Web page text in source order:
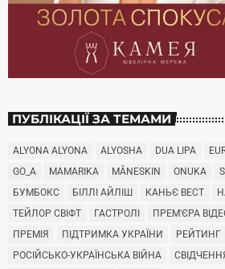
ПУБЛІКАЦІЇ ЗА ТЕМАМИ
ALYONA ALYONA ALYOSHA DUA LIPA
GO_A
MAMARIKA MÅNESKIN ONUKA
БУМБОКС
БІЛЛІ АЙЛІШ КАНЬЄ ВЕСТ
ТЕЙЛОР СВІФТ
ГАСТРОЛІ ПРЕМ'ЄРА
ПРЕМІЯ
ПІДТРИМКА УКРАЇНИ
РЕЙТИНГ
РОСІЙСЬКО-УКРАЇНСЬКА ВІЙНА